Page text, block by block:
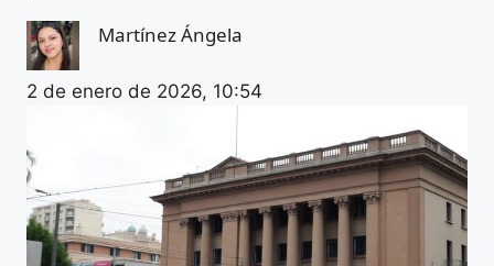
Martínez Ángela
2 de enero de 2026, 10:54